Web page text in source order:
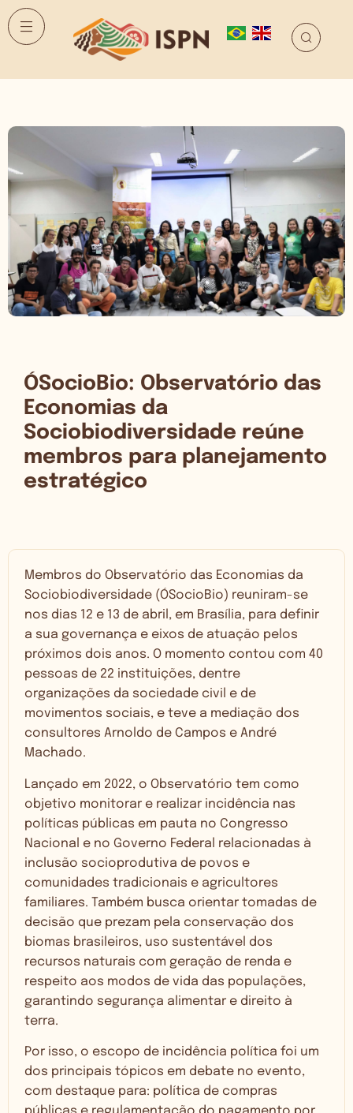
ÓSocioBio: Observatório das
Economias da
Sociobiodiversidade reúne
membros para planejamento
estratégico
Membros do Observatório das Economias da
Sociobiodiversidade (ÓSocioBio) reuniram-se
nos dias 12 e 13 de abril, em Brasília, para definir
a sua governança e eixos de atuação pelos
próximos dois anos. O momento contou com 40
pessoas de 22 instituições, dentre
organizações da sociedade civil e de
movimentos sociais, e teve a mediação dos
consultores Arnoldo de Campos e André
Machado.
Lançado em 2022, o Observatório tem como
objetivo monitorar e realizar incidência nas
políticas públicas em pauta no Congresso
Nacional e no Governo Federal relacionadas à
inclusão socioprodutiva de povos e
comunidades tradicionais e agricultores
familiares. Também busca orientar tomadas de
decisão que prezam pela conservação dos
biomas brasileiros, uso sustentável dos
recursos naturais com geração de renda e
respeito aos modos de vida das populações,
garantindo segurança alimentar e direito à
terra.
Por isso, o escopo de incidência política foi um
dos principais tópicos em debate no evento,
com destaque para: política de compras